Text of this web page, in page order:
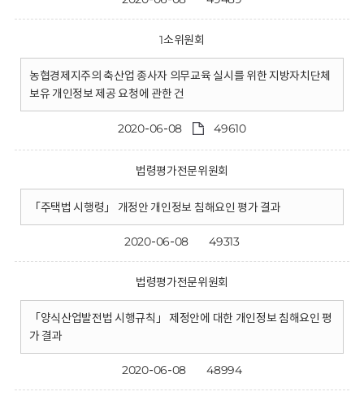
1소위원회
농협경제지주의 축산업 종사자 의무교육 실시를 위한 지방자치단체
보유 개인정보 제공 요청에 관한 건
2020-06-08 49610
법령평가전문위원회
「주택법 시행령」 개정안 개인정보 침해요인 평가 결과
2020-06-08 49313
법령평가전문위원회
「양식산업발전법 시행규칙」 제정안에 대한 개인정보 침해요인 평
가 결과
2020-06-08 48994